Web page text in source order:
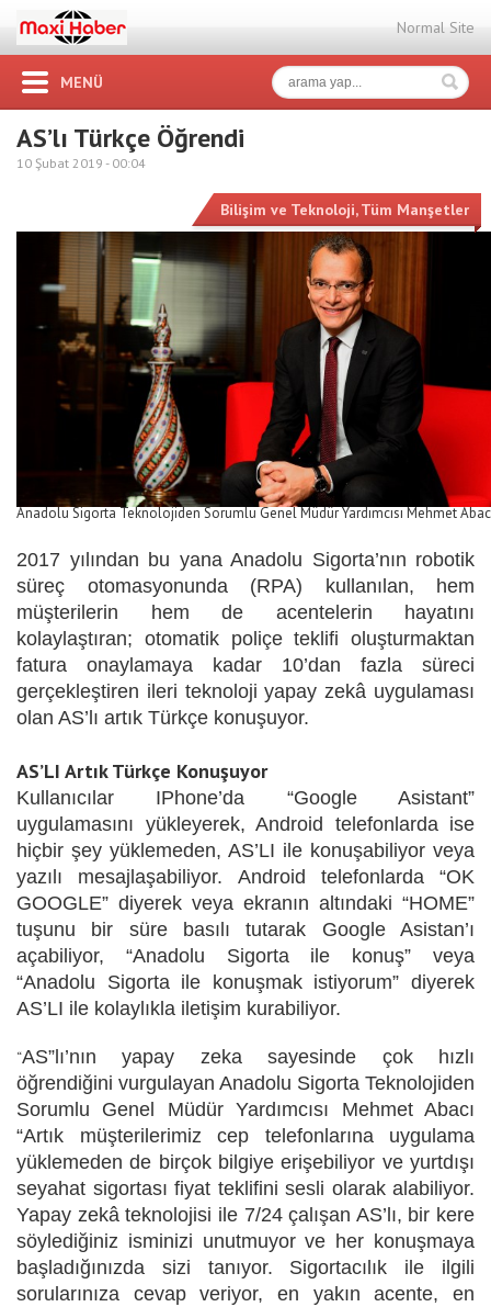
Normal Site
MENÜ
AS’lı Türkçe Öğrendi
10 Şubat 2019 - 00:04
Bilişim ve Teknoloji,Tüm Manşetler
Anadolu Sigorta Teknolojiden Sorumlu Genel Müdür Yardımcısı Mehmet
2017 yılından bu yana Anadolu Sigorta’nın robotik
süreç otomasyonunda (RPA) kullanılan, hem
müşterilerin hem de acentelerin hayatını
kolaylaştıran; otomatik poliçe teklifi oluşturmaktan
fatura onaylamaya kadar 10’dan fazla süreci
gerçekleştiren ileri teknoloji yapay zekâ uygulaması
olan AS’lı artık Türkçe konuşuyor.
AS’LI Artık Türkçe Konuşuyor
Kullanıcılar IPhone’da “Google Asistant”
uygulamasını yükleyerek, Android telefonlarda ise
hiçbir şey yüklemeden, AS’LI ile konuşabiliyor veya
yazılı mesajlaşabiliyor. Android telefonlarda “OK
GOOGLE” diyerek veya ekranın altındaki “HOME”
tuşunu bir süre basılı tutarak Google Asistan’ı
açabiliyor, “Anadolu Sigorta ile konuş” veya
“Anadolu Sigorta ile konuşmak istiyorum” diyerek
AS’LI ile kolaylıkla iletişim kurabiliyor.
“AS”lı’nın yapay zeka sayesinde çok hızlı
öğrendiğini vurgulayan Anadolu Sigorta Teknolojiden
Sorumlu Genel Müdür Yardımcısı Mehmet Abacı
“Artık müşterilerimiz cep telefonlarına uygulama
yüklemeden de birçok bilgiye erişebiliyor ve yurtdışı
seyahat sigortası fiyat teklifini sesli olarak alabiliyor.
Yapay zekâ teknolojisi ile 7/24 çalışan AS’lı, bir kere
söylediğiniz isminizi unutmuyor ve her konuşmaya
başladığınızda sizi tanıyor. Sigortacılık ile ilgili
sorularınıza cevap veriyor, en yakın acente, en